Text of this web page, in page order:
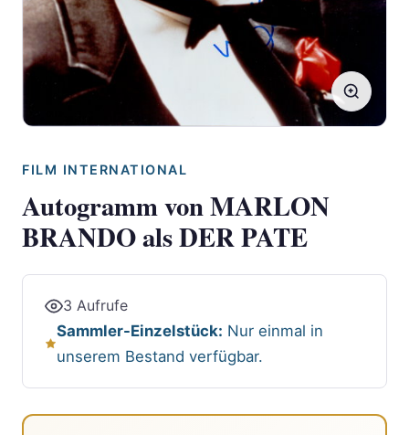
FILM INTERNATIONAL
Autogramm von MARLON
BRANDO als DER PATE
3 Aufrufe
Sammler-Einzelstück: Nur einmal in
unserem Bestand verfügbar.